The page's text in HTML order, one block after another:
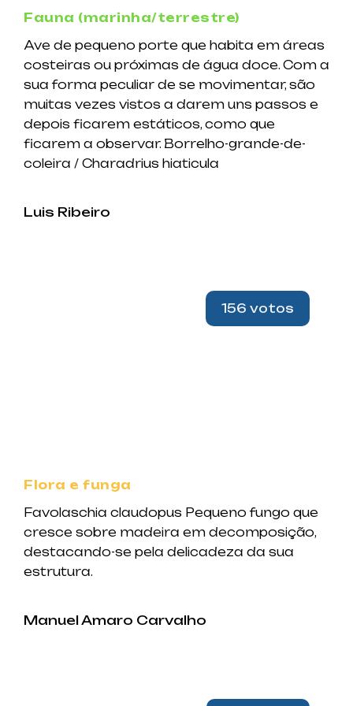
Fauna (marinha/terrestre)
Ave de pequeno porte que habita em áreas
costeiras ou próximas de água doce. Com a
sua forma peculiar de se movimentar, são
muitas vezes vistos a darem uns passos e
depois ficarem estáticos, como que
ficarem a observar. Borrelho-grande-de-
coleira / Charadrius hiaticula
Luis Ribeiro
Flora e funga
Favolaschia claudopus Pequeno fungo que
cresce sobre madeira em decomposição,
destacando-se pela delicadeza da sua
estrutura.
Manuel Amaro Carvalho
156 votos